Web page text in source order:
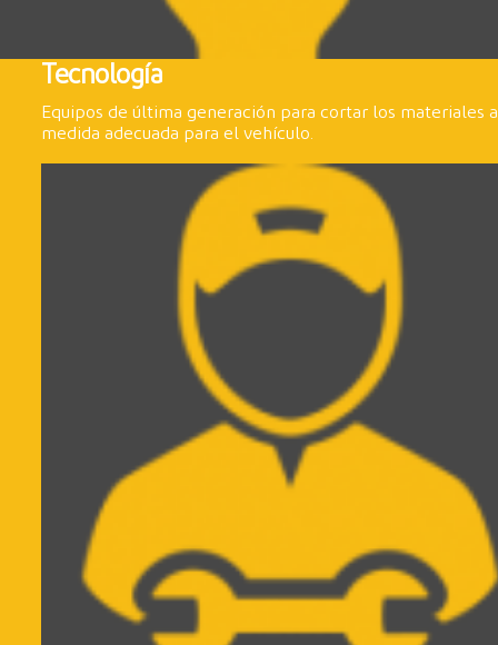
Tecnología
Equipos de última generación para cortar los materiales
medida adecuada para el vehículo.